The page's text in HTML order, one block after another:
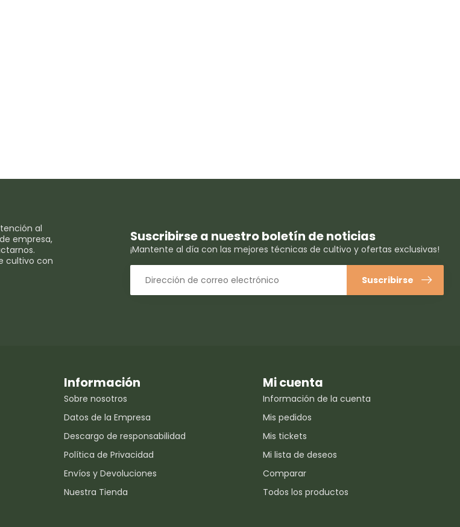
al
empresa,
cultivo con
Suscribirse a nuestro boletín de noticias
¡Mantente al día con las mejores técnicas de cultivo y ofertas exclusivas!
Suscribirse
Información
Sobre nosotros
Datos de la Empresa
Descargo de responsabilidad
Política de Privacidad
Envíos y Devoluciones
Nuestra Tienda
Mi cuenta
Información de la cuenta
Mis pedidos
Mis tickets
Mi lista de deseos
Comparar
Todos los productos